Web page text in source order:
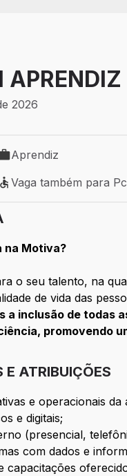
2026
TO de vaga: Aprendiz
Aprendiz
Vaga também para PcD
Vaga também para
na Motiva?
o seu talento, na
de vida das
a inclusão de todas
promovendo
E ATRIBUIÇÕES
e operacionais da
e digitais;
(presencial,
com dados e
capacitações